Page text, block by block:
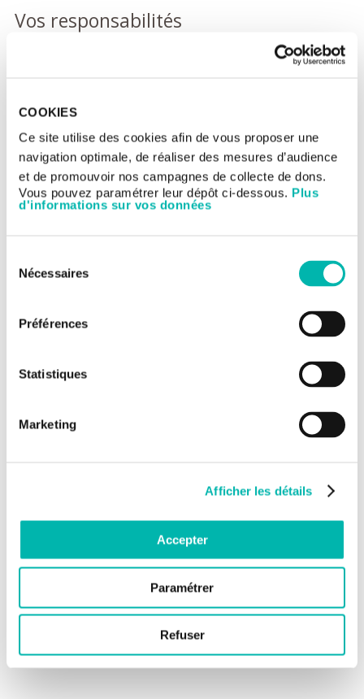
COOKIES
Ce site utilise des cookies afin de vous proposer une
navigation optimale, de réaliser des mesures d’audience
et de promouvoir nos campagnes de collecte de dons.
Vous pouvez paramétrer leur dépôt ci-dessous. Plus
d'informations sur vos données
Nécessaires
Préférences
Statistiques
Marketing
Afficher les détails
Accepter
Paramétrer
Refuser
Vos responsabilités
Pour pouvoir participer à cette étude clinique, vous devez être
affilié(e) à un régime de sécurité sociale (y compris la
étrangers, seuls les ressortissants de l’Union Européenne
peuvent éventuellement participer, sous réserve de l’obtention
d’un formulaire E112 (S2) validé par le pays de l’UE dont le
patient est ressortissant.
Vos engagements
Si vous décidez de participer à une étude de phase I, il vous
par les membres de son équipe ;
informer votre médecin de tous les autres médicaments
sans ordonnance ;
informer votre médecin de tous les troubles médicaux
adopter une méthode contraceptive efficace si vous-
même ou votre conjoint êtes en âge de procréer ;
ne pas débuter une grossesse pendant toute la durée de
l’étude et plusieurs mois (durée variable en fonction des
études) après la fin de votre participation à l’étude.